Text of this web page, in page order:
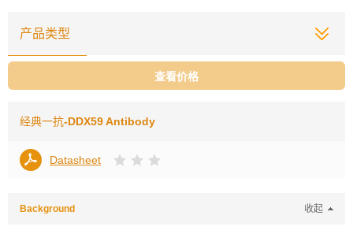
产品类型
查看价格
经典一抗-DDX59 Antibody
Datasheet
Background 收起